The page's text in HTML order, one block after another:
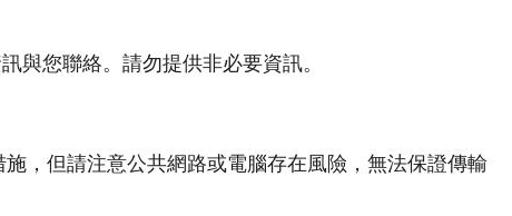
您聯絡。請勿提供非必要資訊。
，但請注意公共網路或電腦存在風險，無法保證傳輸